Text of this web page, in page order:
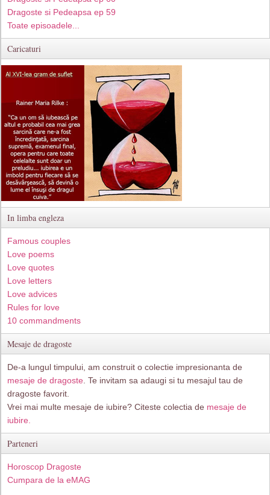
Dragoste si Pedeapsa ep 59
Toate episoadele...
Caricaturi
In limba engleza
Famous couples
Love poems
Love quotes
Love letters
Love advices
Rules for love
10 commandments
Mesaje de dragoste
De-a lungul timpului, am construit o colectie impresionanta de
mesaje de dragoste . Te invitam sa adaugi si tu mesajul tau de
dragoste favorit.
Vrei mai multe mesaje de iubire? Citeste colectia de mesaje de
iubire.
Parteneri
Horoscop Dragoste
Cumpara de la eMAG